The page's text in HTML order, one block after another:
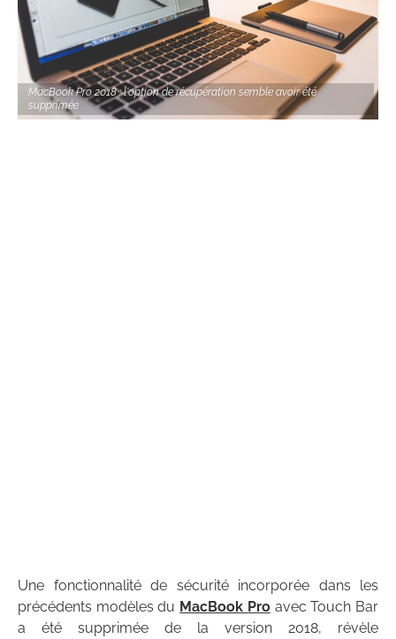
MacBook Pro 2018 : l'option de récupération semble avoir été
supprimée
Une fonctionnalité de sécurité incorporée dans les
précédents modèles du MacBook Proavec Touch Bar
a été supprimée de la version 2018, révèle